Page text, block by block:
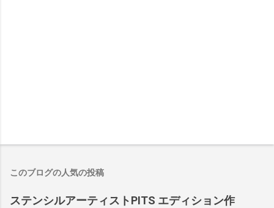
このブログの人気の投稿
ステンシルアーティストPITS エディション作